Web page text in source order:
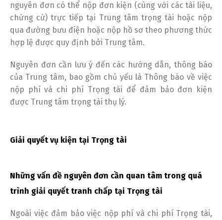
nguyên đơn có thể nộp đơn kiện (cùng với các tài liệu,
chứng cứ) trực tiếp tại Trung tâm trọng tài hoặc nộp
qua đường bưu điện hoặc nộp hồ sơ theo phương thức
hợp lệ được quy định bởi Trung tâm.
Nguyên đơn cần lưu ý đến các hướng dẫn, thông báo
của Trung tâm, bao gồm chủ yếu là Thông báo về việc
nộp phí và chi phí Trọng tài để đảm bảo đơn kiện
được Trung tâm trọng tài thụ lý.
Giải quyết vụ kiện tại Trọng tài
Những vấn đề nguyên đơn cần quan tâm trong quá
trình giải quyết tranh chấp tại Trọng tài
Ngoài việc đảm bảo việc nộp phí và chi phí Trọng tài,